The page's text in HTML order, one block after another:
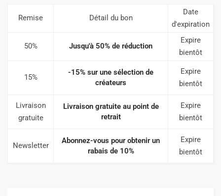
Remise Détail du bon
Date
d'expiration
50% Jusqu'à 50% de réduction
Expire
bientôt
15%
-15% sur une sélection de
créateurs
Expire
bientôt
Livraison
gratuite
Livraison gratuite au point de
retrait
Expire
bientôt
Newsletter
Abonnez-vous pour obtenir un
rabais de 10%
Expire
bientôt